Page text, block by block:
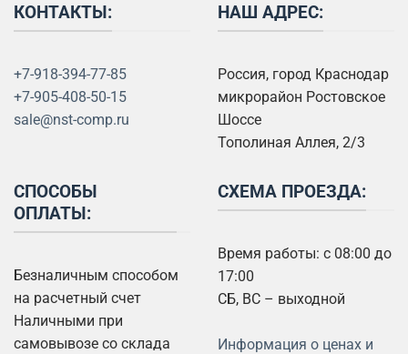
КОНТАКТЫ:
+7-918-394-77-85
+7-905-408-50-15
sale@nst-comp.ru
НАШ АДРЕС:
Россия, город Краснодар
микрорайон Ростовское
Шоссе
Тополиная Аллея, 2/3
СПОСОБЫ
ОПЛАТЫ:
Безналичным способом
на расчетный счет
Наличными при
самовывозе со склада
СХЕМА ПРОЕЗДА:
Время работы: с 08:00 до
17:00
СБ, ВС – выходной
Информация о ценах и